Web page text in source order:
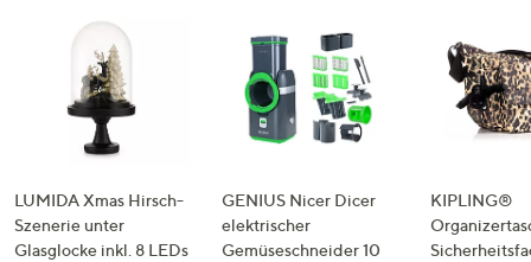
LUMIDA Xmas Hirsch-
Szenerie unter
Glasglocke inkl. 8 LEDs
GENIUS Nicer Dicer
elektrischer
Gemüseschneider 10
KIPLING®